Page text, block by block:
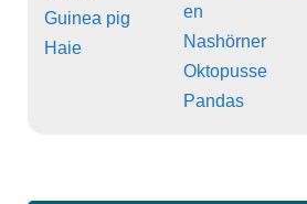
Guinea pig
Haie
en
Nashörner
Oktopusse
Pandas